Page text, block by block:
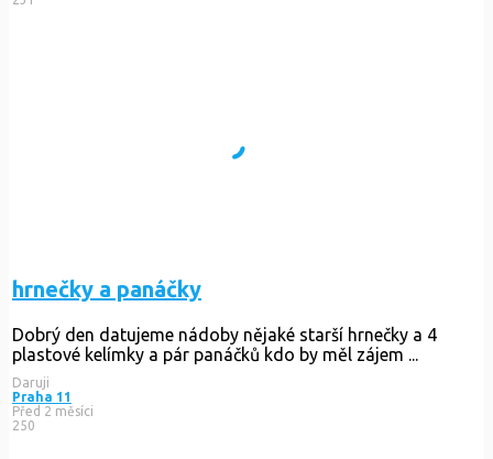
hrnečky a panáčky
Dobrý den datujeme nádoby nějaké starší hrnečky a 4
plastové kelímky a pár panáčků kdo by měl zájem ...
Daruji
Praha 11
Před 2 měsíci
250